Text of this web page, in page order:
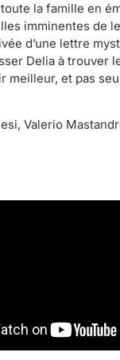
la famille en
imminentes de
d’une lettre
Delia à trouver
meilleur, et pas
Valerio